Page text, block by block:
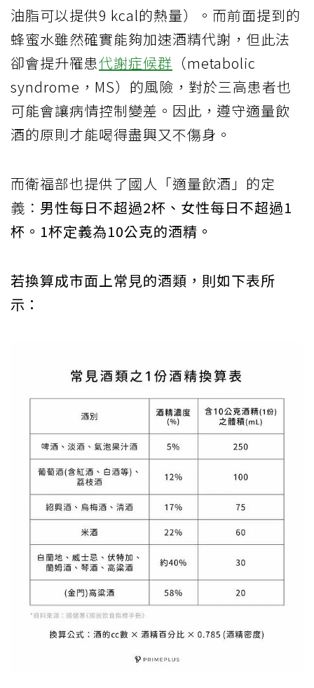
油脂可以提供9 kcal的熱量）。而前面提到的
蜂蜜水雖然確實能夠加速酒精代謝，但此法
卻會提升罹患代謝症候群 （metabolic
syndrome，MS）的風險，對於三高患者也
可能會讓病情控制變差。因此，遵守適量飲
酒的原則才能喝得盡興又不傷身。
而衛福部也提供了國人「適量飲酒」的定
義： 男性每日不超過2杯、女性每日不超過1
杯。1杯定義為10公克的酒精。
若換算成市面上常見的酒類，則如下表所
示：